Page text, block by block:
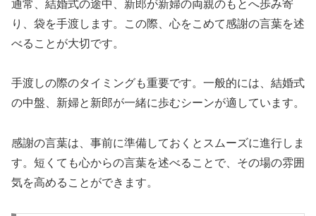
通常、結婚式の途中、新郎が新婦の両親のもとへ歩み寄
り、袋を手渡します。この際、心をこめて感謝の言葉を述
べることが大切です。
手渡しの際のタイミングも重要です。一般的には、結婚式
の中盤、新婦と新郎が一緒に歩むシーンが適しています。
感謝の言葉は、事前に準備しておくとスムーズに進行しま
す。短くても心からの言葉を述べることで、その場の雰囲
気を高めることができます。